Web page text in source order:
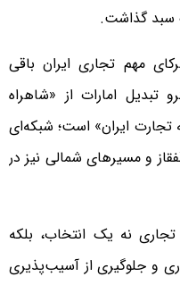
سبد گذاشت.
مهم تجاری ایران باقی
تبدیل امارات از «شاهراه
تجارت ایران» است؛ شبکه‌ای
و مسیرهای شمالی نیز در
نه یک انتخاب، بلکه
و جلوگیری از آسیب‌پذیری